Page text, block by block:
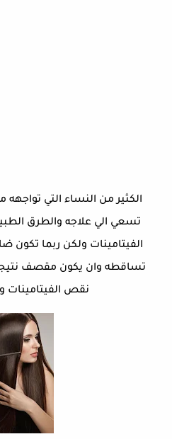
الكثير من النساء التي
تسعي الي علاجه والطرق
الفيتامينات ولكن ربما تكون
تساقطه وان يكون مقصف
نقص الفيتامينات